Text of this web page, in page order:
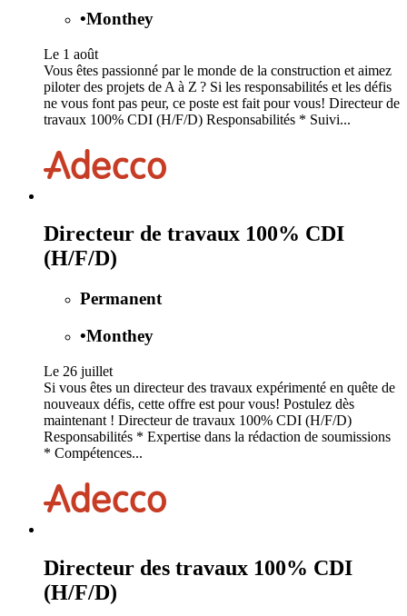
•Monthey
Le 1 août
Vous êtes passionné par le monde de la construction et aimez
piloter des projets de A à Z ? Si les responsabilités et les défis
ne vous font pas peur, ce poste est fait pour vous! Directeur de
travaux 100% CDI (H/F/D) Responsabilités * Suivi...
Directeur de travaux 100% CDI
(H/F/D)
Permanent
•Monthey
Le 26 juillet
Si vous êtes un directeur des travaux expérimenté en quête de
nouveaux défis, cette offre est pour vous! Postulez dès
maintenant ! Directeur de travaux 100% CDI (H/F/D)
Responsabilités * Expertise dans la rédaction de soumissions
* Compétences...
Directeur des travaux 100% CDI
(H/F/D)